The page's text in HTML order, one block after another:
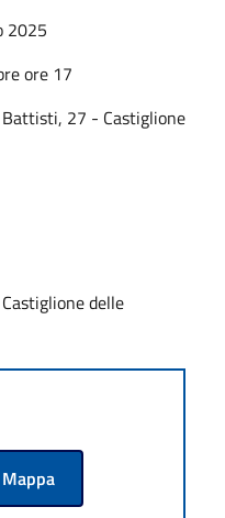
2025
ore 17
Battisti, 27 - Castiglione
delle